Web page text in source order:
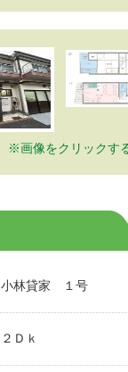
※画像をクリックす
小林貸家 １号
２Ｄｋ